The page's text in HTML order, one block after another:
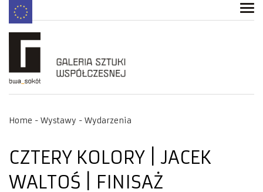
Home Wystawy Wydarzenia
CZTERY KOLORY | JACEK
WALTOŚ | FINISAŻ